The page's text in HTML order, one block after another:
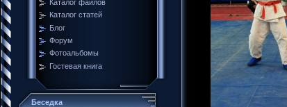
Каталог файлов
Каталог статей
Блог
Форум
Фотоальбомы
Гостевая книга
Беседка